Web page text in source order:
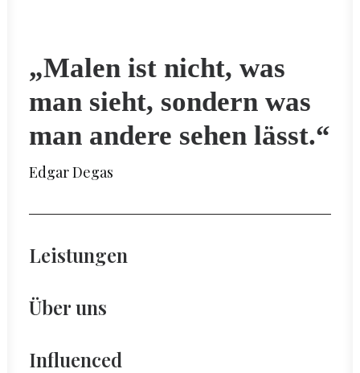
„Malen ist nicht, was
man sieht, sondern was
man andere sehen lässt.“
Edgar Degas
Leistungen
Über uns
Influenced